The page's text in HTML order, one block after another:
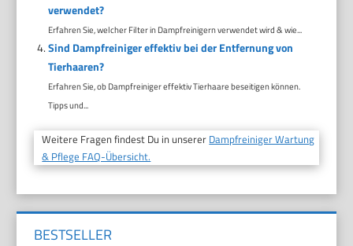
verwendet?
Erfahren Sie, welcher Filter in Dampfreinigern verwendet wird & wie...
Sind Dampfreiniger effektiv bei der Entfernung von
Tierhaaren?
Erfahren Sie, ob Dampfreiniger effektiv Tierhaare beseitigen können.
Tipps und...
Weitere Fragen findest Du in unserer Dampfreiniger Wartung
& Pflege FAQ-Übersicht.
BESTSELLER